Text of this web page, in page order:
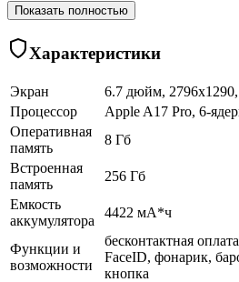
Показать полностью
Характеристики
Экран
6.7 дюйм,
Процессор
Apple A17 Pro, 6-
Оперативная
память
8 Гб
Встроенная
память
256 Гб
Емкость
аккумулятора
4422 мА*ч
Функции и
возможности
бесконтактная
FaceID, фонарик,
кнопка